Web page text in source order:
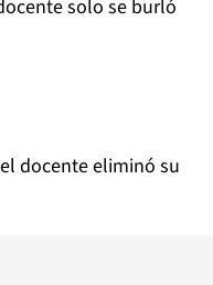
solo se burló
docente eliminó su